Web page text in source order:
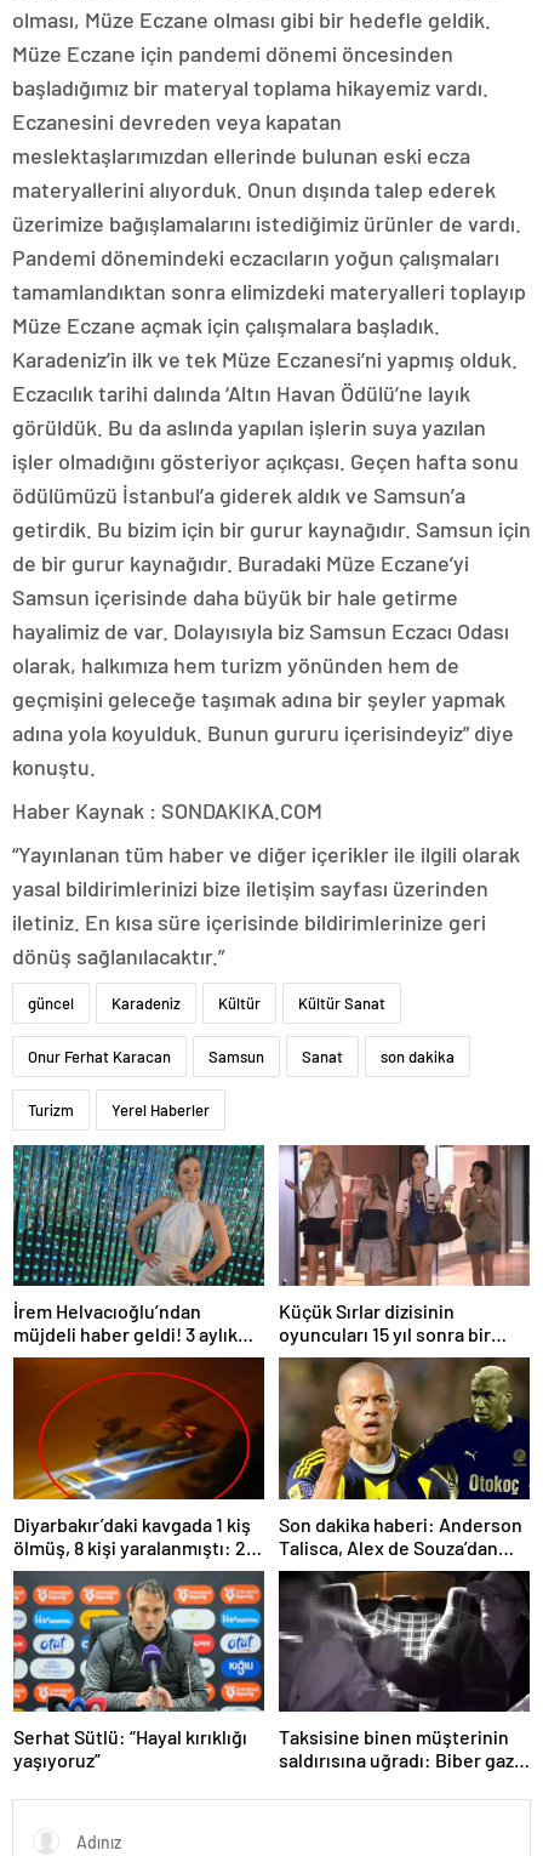
olması, Müze Eczane olması gibi bir hedefle geldik.
Müze Eczane için pandemi dönemi öncesinden
başladığımız bir materyal toplama hikayemiz vardı.
Eczanesini devreden veya kapatan
meslektaşlarımızdan ellerinde bulunan eski ecza
materyallerini alıyorduk. Onun dışında talep ederek
üzerimize bağışlamalarını istediğimiz ürünler de vardı.
Pandemi dönemindeki eczacıların yoğun çalışmaları
tamamlandıktan sonra elimizdeki materyalleri toplayıp
Müze Eczane açmak için çalışmalara başladık.
Karadeniz’in ilk ve tek Müze Eczanesi’ni yapmış olduk.
Eczacılık tarihi dalında ‘Altın Havan Ödülü’ne layık
görüldük. Bu da aslında yapılan işlerin suya yazılan
işler olmadığını gösteriyor açıkçası. Geçen hafta sonu
ödülümüzü İstanbul’a giderek aldık ve Samsun’a
getirdik. Bu bizim için bir gurur kaynağıdır. Samsun için
de bir gurur kaynağıdır. Buradaki Müze Eczane’yi
Samsun içerisinde daha büyük bir hale getirme
hayalimiz de var. Dolayısıyla biz Samsun Eczacı Odası
olarak, halkımıza hem turizm yönünden hem de
geçmişini geleceğe taşımak adına bir şeyler yapmak
adına yola koyulduk. Bunun gururu içerisindeyiz” diye
konuştu.
Haber Kaynak : SONDAKIKA.COM
“Yayınlanan tüm haber ve diğer içerikler ile ilgili olarak
yasal bildirimlerinizi bize iletişim sayfası üzerinden
iletiniz. En kısa süre içerisinde bildirimlerinize geri
dönüş sağlanılacaktır.”
güncel Karadeniz Kültür Kültür Sanat
Onur Ferhat Karacan Samsun Sanat son dakika
Turizm Yerel Haberler
İrem Helvacıoğlu’ndan
müjdeli haber geldi! 3 aylık
hamile
Küçük Sırlar dizisinin
oyuncuları 15 yıl sonra bir
arada
Diyarbakır’daki kavgada 1 kiş
ölmüş, 8 kişi yaralanmıştı: 22
kişi tutuklandı!
Son dakika haberi: Anderson
Talisca, Alex de Souza’dan
sonra ilki yaşadı! Sivasspor’a
attığı gol sonrası…
Serhat Sütlü: “Hayal kırıklığı
yaşıyoruz”
Taksisine binen müşterinin
saldırısına uğradı: Biber gazı